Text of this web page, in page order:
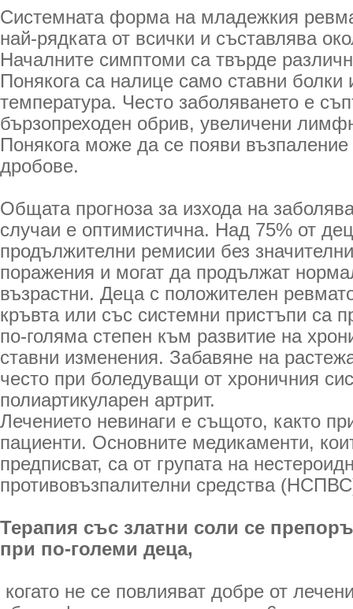
Системната форма на младежкия
най-рядката от всички и съставлява
Началните симптоми са твърде
Понякога са налице само ставни
температура. Често заболяването е
бързопреходен обрив, увеличени
Понякога може да се появи
дробове.
Общата прогноза за изхода на
случаи е оптимистична. Над 75% от
продължителни ремисии без
поражения и могат да продължат
възрастни. Деца с положителен
кръвта или със системни пристъпи са
по-голяма степен към развитие на
ставни изменения. Забавяне на
често при боледуващи от хроничния
полиартикуларен артрит.
Лечението невинаги е същото, както
пациенти. Основните медикаменти,
предписват, са от групата на
противовъзпалителни средства
Терапия със златни соли се
при по-големи деца,
когато не се повлияват добре от